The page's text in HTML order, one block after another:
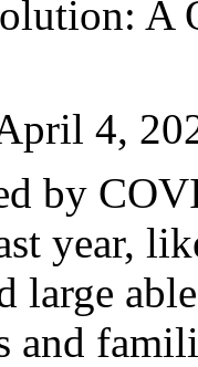
A
4,
by
year,
large